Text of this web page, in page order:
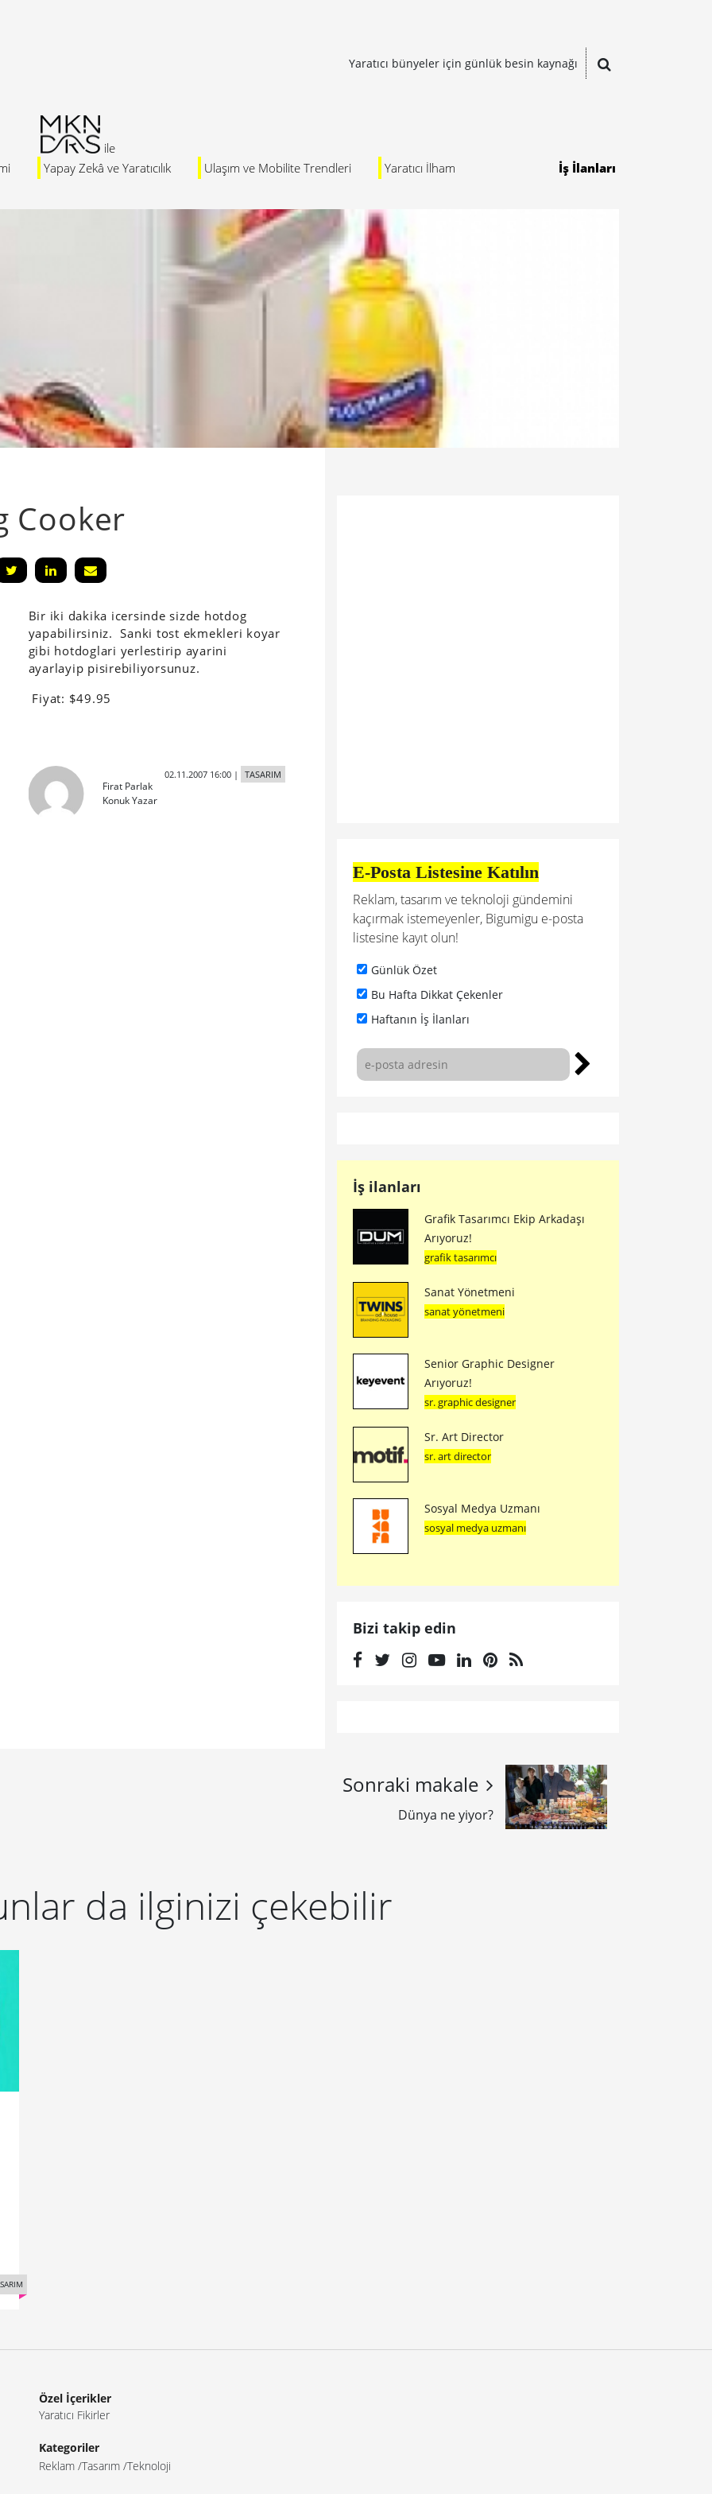
Yaratıcı bünyeler için günlük besin kaynağı
Yapay Zekâ ve Yaratıcılık Ulaşım ve Mobilite Trendleri Yaratıcı İlham İş İlanları
Cooker
Bir iki dakika icersinde sizde hotdog
yapabilirsiniz. Sanki tost ekmekleri koyar
gibi hotdoglari yerlestirip ayarini
ayarlayip pisirebiliyorsunuz.
Fiyat: $49.95
Firat Parlak
Konuk Yazar
02.11.2007 16:00| TASARIM
E-Posta Listesine Katılın
Reklam, tasarım ve teknoloji gündemini
kaçırmak istemeyenler, Bigumigu e-posta
listesine kayıt olun!
Günlük Özet
Bu Hafta Dikkat Çekenler
Haftanın İş İlanları
İş ilanları
Grafik Tasarımcı Ekip Arkadaşı
Arıyoruz!
grafik tasarımcı
Sanat Yönetmeni
sanat yönetmeni
Senior Graphic Designer
Arıyoruz!
sr. graphic designer
Sr. Art Director
sr. art director
Sosyal Medya Uzmanı
sosyal medya uzmanı
Bizi takip edin
Sonraki makale
Dünya ne yiyor?
da ilginizi çekebilir
Özel İçerikler
Yaratıcı Fikirler
Kategoriler
Reklam Tasarım Teknoloji